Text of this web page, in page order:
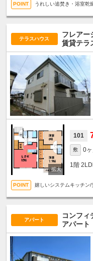
うれしい追焚き・浴室乾
テラスハウス
フレアー
賃貸テラ
101
敷 0ヶ
1階
嬉しいシステムキッチン
アパート
コンフィ
アパート